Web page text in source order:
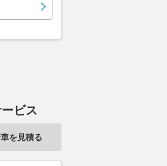
ビス
を見積る